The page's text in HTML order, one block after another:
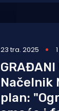
sidrištu
23 tra. 2025
GRAĐANI
Načelnik
plan: